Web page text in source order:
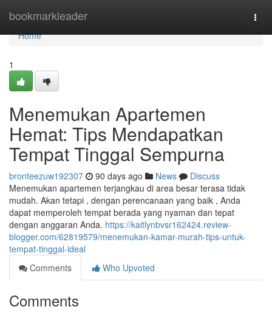
bookmarkleader
Home
Home
1
Menemukan Apartemen
Hemat: Tips Mendapatkan
Tempat Tinggal Sempurna
bronteezuw192307 90 days ago News
Discuss
Menemukan apartemen terjangkau di area besar terasa tidak
mudah. Akan tetapi , dengan perencanaan yang baik , Anda
dapat memperoleh tempat berada yang nyaman dan tepat
dengan anggaran Anda. https://kaitlynbvsr162424.review-
blogger.com/62819579/menemukan-kamar-murah-tips-untuk-
tempat-tinggal-ideal
Comments
Who Upvoted
Comments